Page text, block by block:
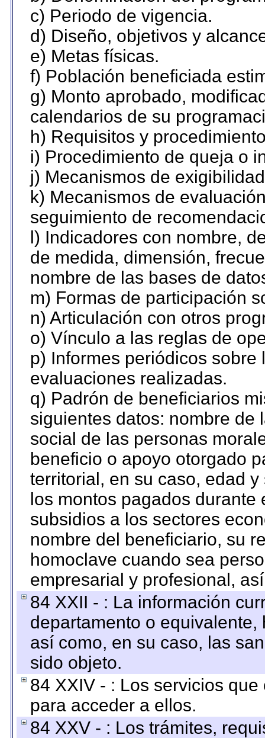
c) Periodo de vigencia.
d) Diseño, objetivos y
e) Metas físicas.
f) Población beneficiada
g) Monto aprobado,
calendarios de su
h) Requisitos y
i) Procedimiento de queja o
j) Mecanismos de
k) Mecanismos de
seguimiento de
l) Indicadores con nombre,
de medida, dimensión,
nombre de las bases de
m) Formas de participación
n) Articulación con otros
o) Vínculo a las reglas de
p) Informes periódicos
evaluaciones realizadas.
q) Padrón de beneficiarios
siguientes datos: nombre de
social de las personas
beneficio o apoyo otorgado
territorial, en su caso, edad
los montos pagados
subsidios a los sectores
nombre del beneficiario, su
homoclave cuando sea
empresarial y profesional,
84 XXII - : La información
departamento o
así como, en su caso, las
sido objeto.
84 XXIV - : Los servicios
para acceder a ellos.
84 XXV - : Los trámites,